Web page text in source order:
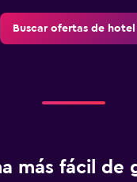
Buscar ofertas de hotel
más fácil de